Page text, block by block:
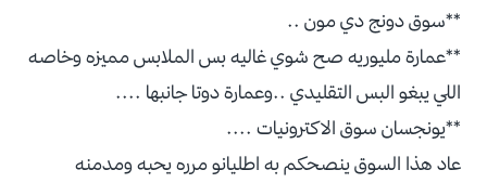
**سوق دونج دي مون ..
**عمارة مليوريه صح شوي غاليه بس الملابس مميزه وخاصه
اللي يبغو البس التقليدي ..وعمارة دوتا جانبها ....
**يونجسان سوق الاكترونيات ....
عاد هذا السوق ينصحكم به اطليانو مرره يحبه ومدمنه